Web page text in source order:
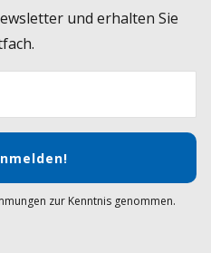
und erhalten Sie
zur Kenntnis genommen.